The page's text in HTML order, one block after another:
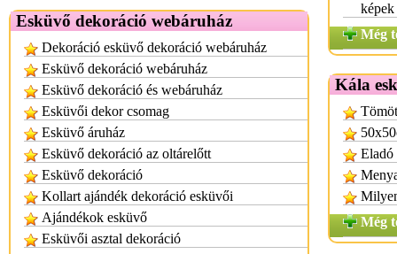
Esküvő dekoráció webáruház
Dekoráció esküvő dekoráció webáruház
Esküvő dekoráció webáruház
Esküvő dekoráció és webáruház
Esküvői dekor csomag
Esküvő áruház
Esküvő dekoráció az oltárelőtt
Esküvő dekoráció
Kollart ajándék dekoráció esküvői
Ajándékok esküvő
Esküvői asztal dekoráció
képek
Még
Kála
Eladó
Még